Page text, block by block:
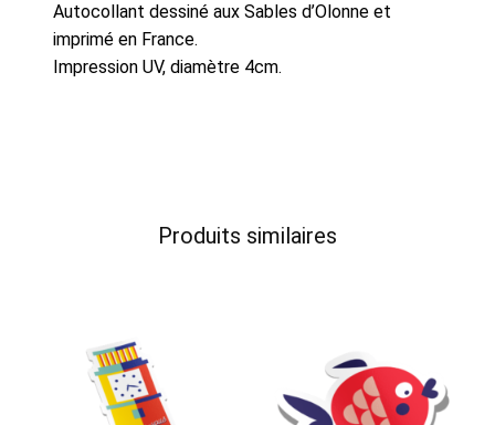
Autocollant dessiné aux Sables d’Olonne et
imprimé en France.
Impression UV, diamètre 4cm.
Produits similaires